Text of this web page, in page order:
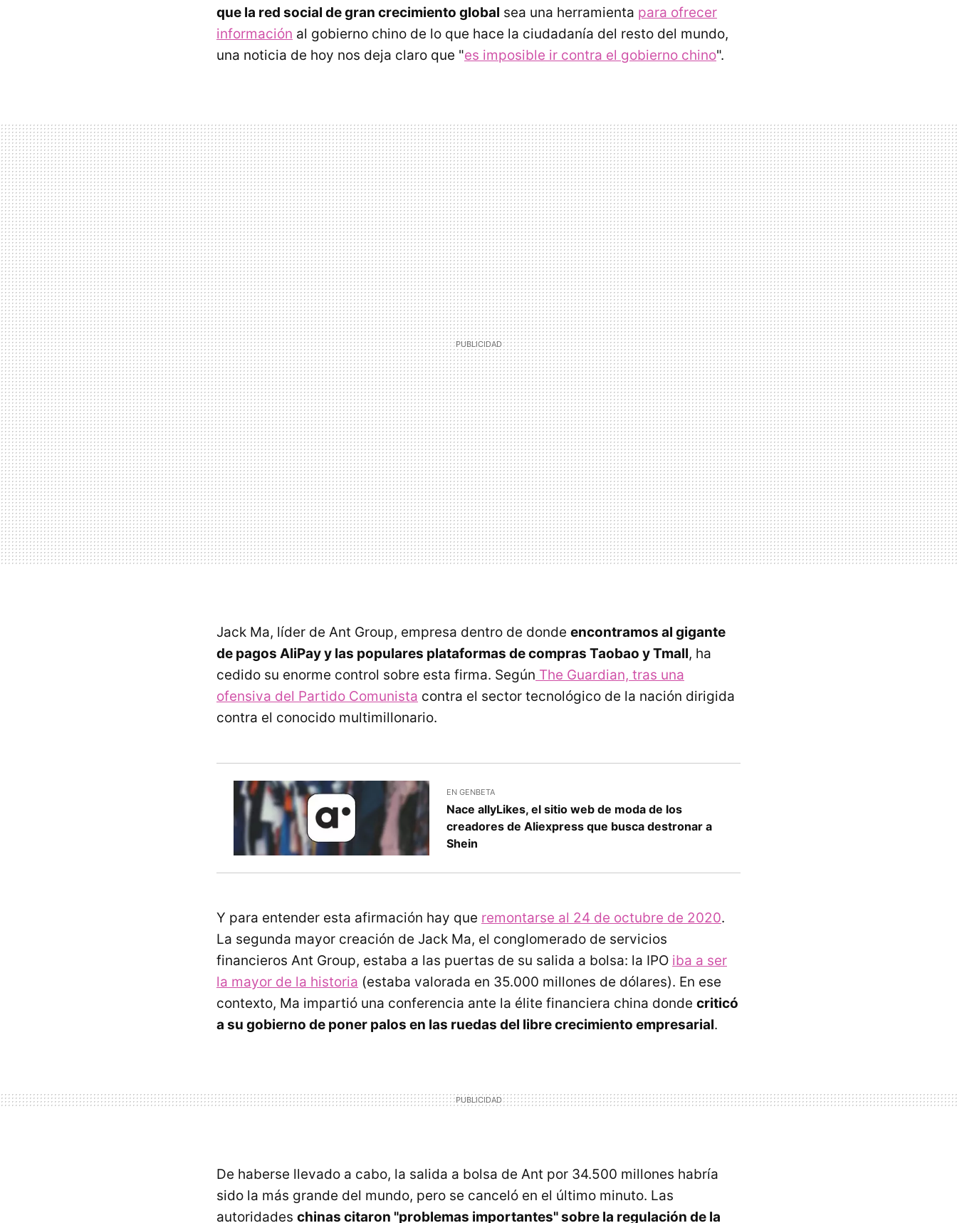
que la red social de gran crecimiento global sea una herramienta para ofrecer
información al gobierno chino de lo que hace la ciudadanía del resto del mundo,
una noticia de hoy nos deja claro que "es imposible ir contra el gobierno chino".
Jack Ma, líder de Ant Group, empresa dentro de donde encontramos al gigante
de pagos AliPay y las populares plataformas de compras Taobao y Tmall, ha
cedido su enorme control sobre esta firma. Según The Guardian, tras una
ofensiva del Partido Comunista contra el sector tecnológico de la nación dirigida
contra el conocido multimillonario.
EN GENBETA
Nace allyLikes, el sitio web de moda de los
creadores de Aliexpress que busca destronar a
Shein
Y para entender esta afirmación hay que remontarse al 24 de octubre de 2020.
La segunda mayor creación de Jack Ma, el conglomerado de servicios
financieros Ant Group, estaba a las puertas de su salida a bolsa: la IPO iba a ser
la mayor de la historia (estaba valorada en 35.000 millones de dólares). En ese
contexto, Ma impartió una conferencia ante la élite financiera china donde criticó
a su gobierno de poner palos en las ruedas del libre crecimiento empresarial.
De haberse llevado a cabo, la salida a bolsa de Ant por 34.500 millones habría
sido la más grande del mundo, pero se canceló en el último minuto. Las
autoridades chinas citaron "problemas importantes" sobre la regulación de la